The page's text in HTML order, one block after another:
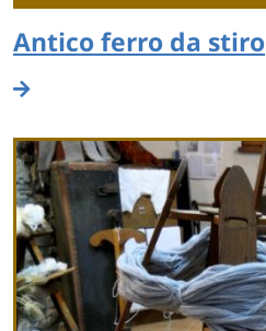
Antico ferro da stiro